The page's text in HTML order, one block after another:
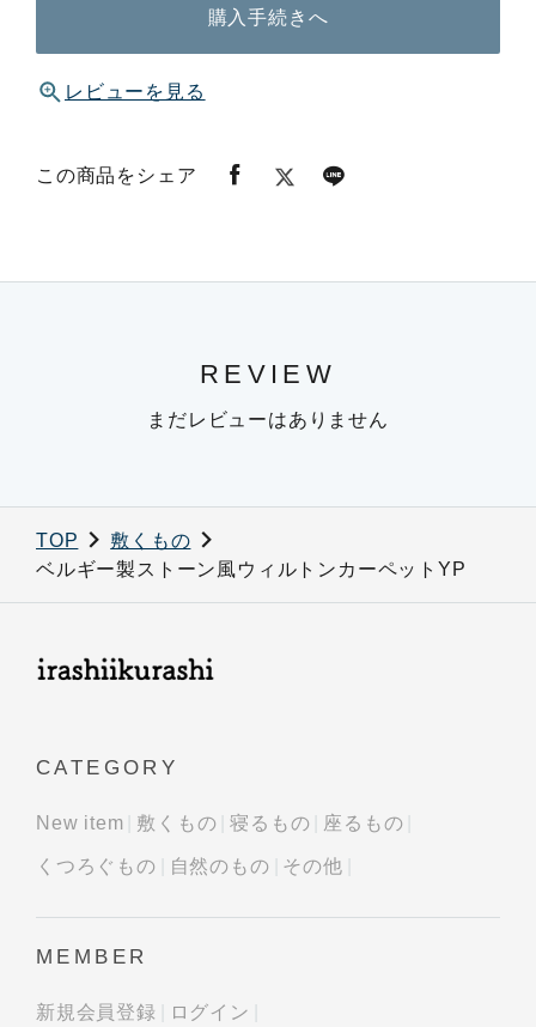
購入手続きへ
レビューを見る
この商品をシェア
REVIEW
まだレビューはありません
TOP
敷くもの
ベルギー製ストーン風ウィルトンカーペットYP
CATEGORY
New item 敷くもの 寝るもの 座るもの
くつろぐもの 自然のもの その他
MEMBER
新規会員登録 ログイン